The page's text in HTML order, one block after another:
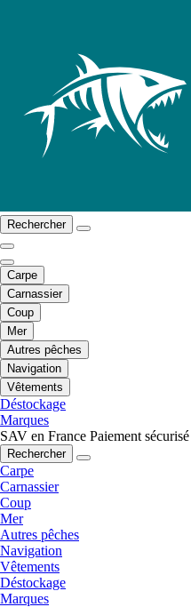
Rechercher
Carpe
Carnassier
Coup
Mer
Autres pêches
Navigation
Vêtements
Déstockage
Marques
SAV en France Paiement sécurisé
Rechercher
Carpe
Carnassier
Coup
Mer
Autres pêches
Navigation
Vêtements
Déstockage
Marques